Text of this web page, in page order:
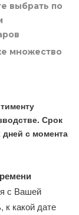
выбрать по
множество
Срок
с момента
с Вашей
какой дате